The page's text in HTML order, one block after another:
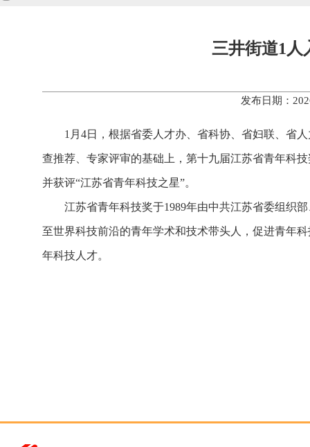
三井街道1人
发布日期：
1月4日，根据省委人才办、省科协、省妇联、省
查推荐、专家评审的基础上，第十九届江苏省青年科
并获评“江苏省青年科技之星”。
江苏省青年科技奖于1989年由中共江苏省委组织
至世界科技前沿的青年学术和技术带头人，促进青年
年科技人才。